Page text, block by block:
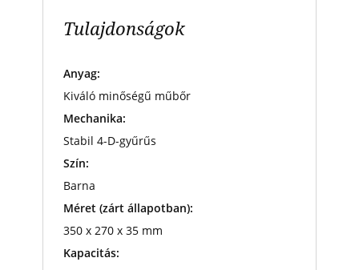
Tulajdonságok
Anyag:
Kiváló minőségű műbőr
Mechanika:
Stabil 4-D-gyűrűs
Szín:
Barna
Méret (zárt állapotban):
350 x 270 x 35 mm
Kapacitás: